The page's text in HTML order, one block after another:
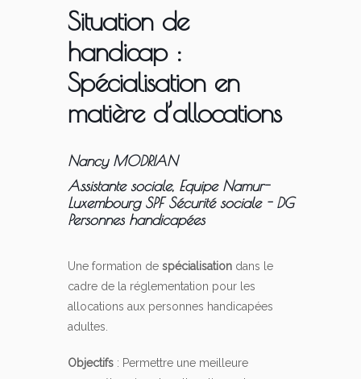
Situation de
handicap :
Spécialisation en
matière d’allocations
Nancy MODRIAN
Assistante sociale, Equipe Namur-
Luxembourg SPF Sécurité sociale - DG
Personnes handicapées
Une formation de spécialisation dans le
cadre de la réglementation pour les
allocations aux personnes handicapées
adultes.
Objectifs : Permettre une meilleure